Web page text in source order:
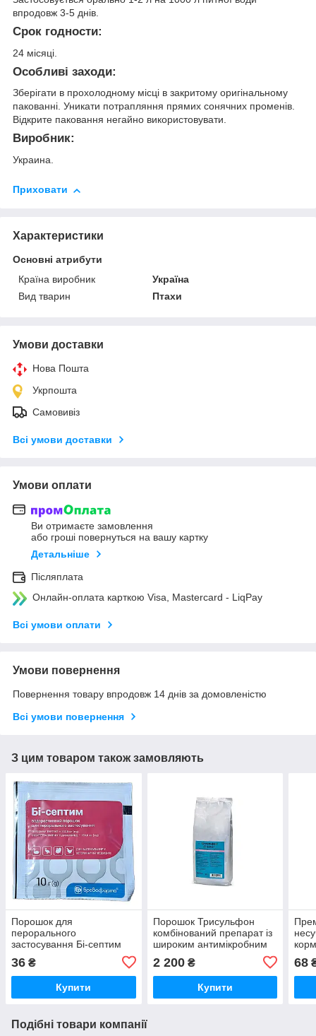
впродовж 3-5 днів.
Срок годности:
24 місяці.
Особливі заходи:
Зберігати в прохолодному місці в закритому оригінальному
пакованні. Уникати потрапляння прямих сонячних променів.
Відкрите паковання негайно використовувати.
Виробник:
Украина.
Приховати
Характеристики
Основні атрибути
Країна виробник
Україна
Вид тварин
Птахи
Умови доставки
Нова Пошта
Укрпошта
Самовивіз
Всі умови доставки
Умови оплати
Ви отримаєте замовлення
або гроші повернуться на вашу картку
Детальніше
Післяплата
Онлайн-оплата карткою Visa, Mastercard - LiqPay
Всі умови оплати
Умови повернення
Повернення товару впродовж 14 днів за домовленістю
Всі умови повернення
З цим товаром також замовляють
Порошок для
перорального
застосування Бі-септим
макролідів 10 г
Бровафарма
36 ₴
Купити
Порошок Трисульфон
комбінований препарат із
широким антимікробним
2 200₴
Купити
68
Подібні товари компанії